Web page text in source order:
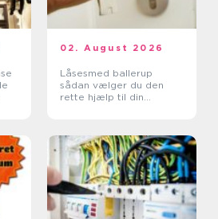
02. August 2026
Låsesmed ballerup
sådan vælger du den
rette hjælp til din